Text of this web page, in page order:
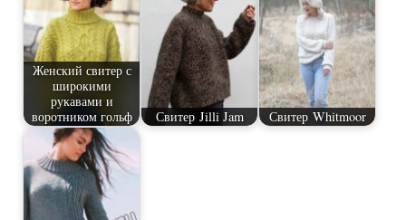
Женский свитер с
широкими
рукавами и
воротником гольф
Свитер Jilli Jam Свитер Whitmoor